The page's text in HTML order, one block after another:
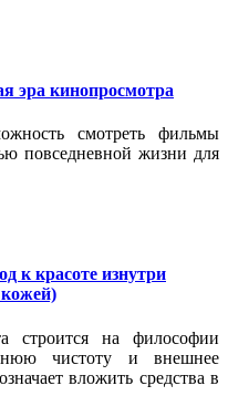
эра кинопросмотра
смотреть фильмы
повседневной жизни для
к красоте изнутри
кожей)
строится на философии
чистоту и внешнее
вложить средства в